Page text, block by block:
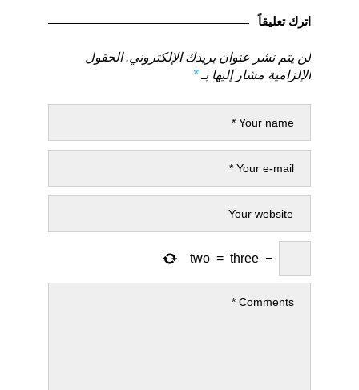
السابق
اترك تعليقاً
لن يتم نشر عنوان بريدك الإلكتروني. الحقول
الإلزامية مشار إليها بـ*
−
three
=
two